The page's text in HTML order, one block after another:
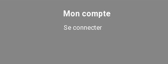
Mon compte
Se connecter